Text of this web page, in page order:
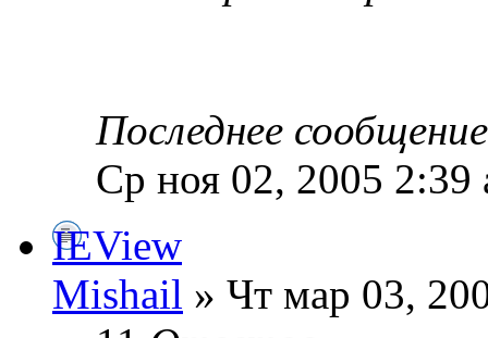
Последнее
Ср ноя 02, 2005 2:39
IEView
Mishail » Чт мар 03,